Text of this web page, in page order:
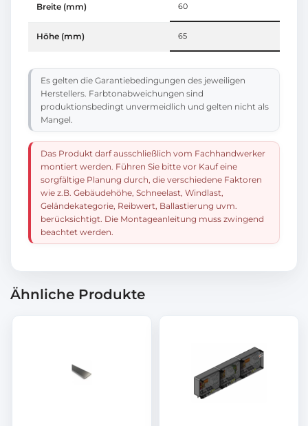
Breite (mm) 60
Höhe (mm) 65
Es gelten die Garantiebedingungen des jeweiligen
Herstellers. Farbtonabweichungen sind
produktionsbedingt unvermeidlich und gelten nicht als
Mangel.
Das Produkt darf ausschließlich vom Fachhandwerker
montiert werden. Führen Sie bitte vor Kauf eine
sorgfältige Planung durch, die verschiedene Faktoren
wie z.B. Gebäudehöhe, Schneelast, Windlast,
Geländekategorie, Reibwert, Ballastierung uvm.
berücksichtigt. Die Montageanleitung muss zwingend
beachtet werden.
Ähnliche Produkte